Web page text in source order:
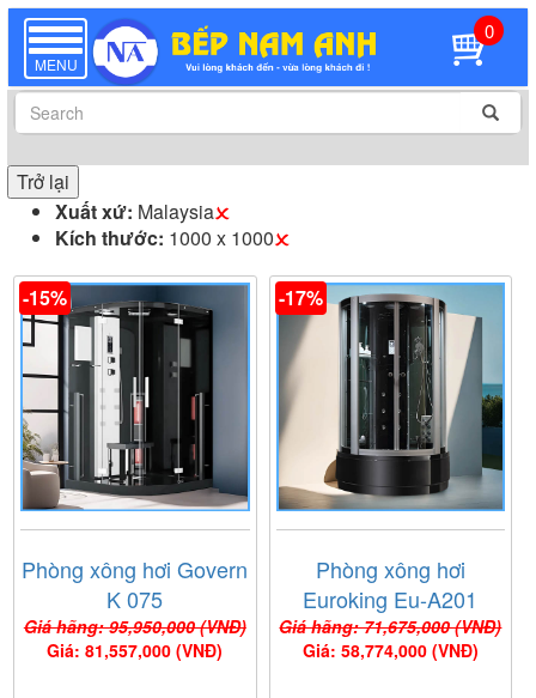
TOGGLE
NAVIGATION
MENU
0
Trở lại
Xuất xứ: Malaysia
Kích thước: 1000 x 1000
-15%
Phòng xông hơi Govern
K 075
Giá hãng: 95,950,000 (VNĐ)
Giá: 81,557,000 (VNĐ)
-17%
Phòng xông hơi
Euroking Eu-A201
White
Giá hãng: 71,675,000 (VNĐ)
Giá: 58,774,000 (VNĐ)